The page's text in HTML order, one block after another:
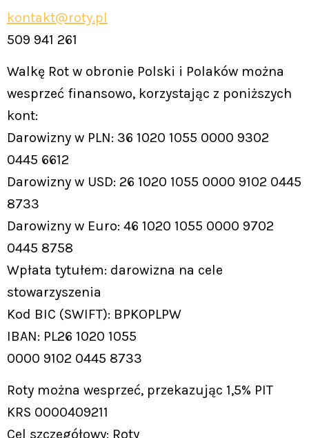
kontakt@roty.pl
509 941 261
Walkę Rot w obronie Polski i Polaków można
wesprzeć finansowo, korzystając z poniższych
kont:
Darowizny w PLN: 36 1020 1055 0000 9302
0445 6612
Darowizny w USD: 26 1020 1055 0000 9102 0445
8733
Darowizny w Euro: 46 1020 1055 0000 9702
0445 8758
Wpłata tytułem: darowizna na cele
stowarzyszenia
Kod BIC (SWIFT): BPKOPLPW
IBAN: PL26 1020 1055
0000 9102 0445 8733
Roty można wesprzeć, przekazując 1,5% PIT
KRS 0000409211
Cel szczegółowy: Roty